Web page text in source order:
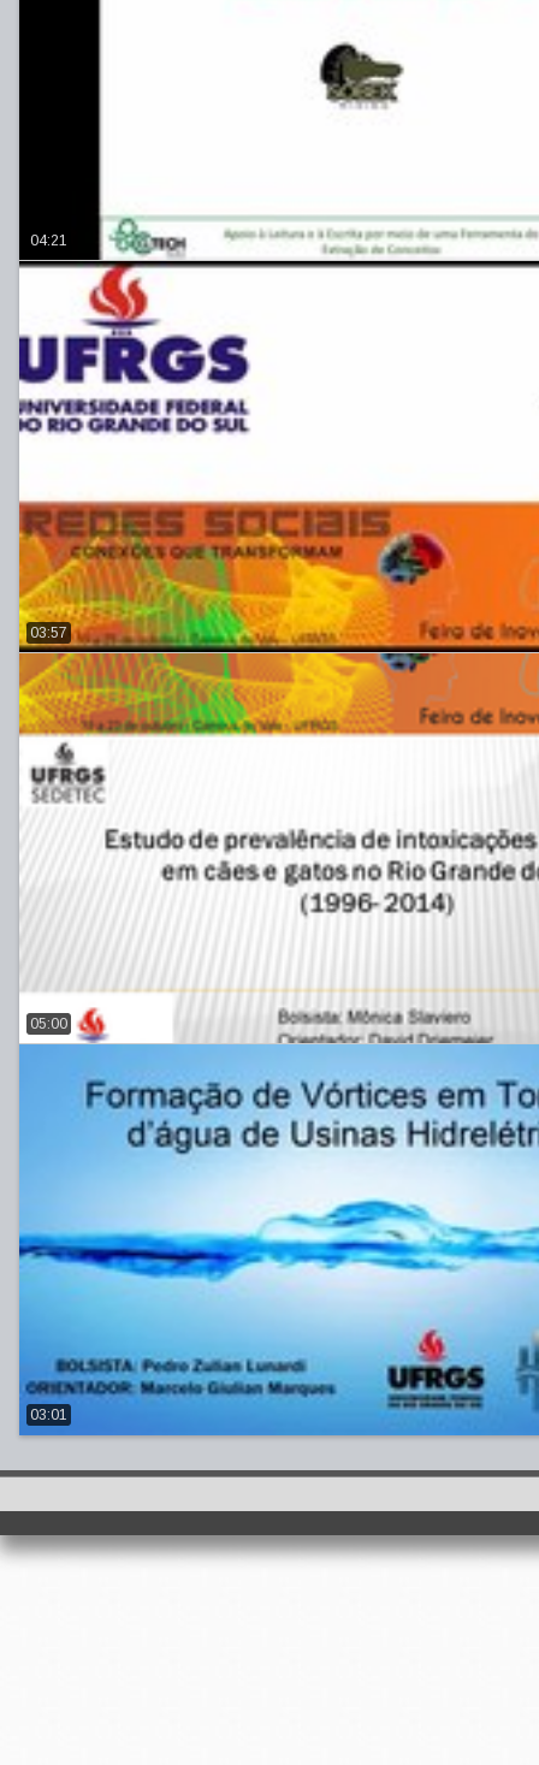
04:21
03:57
05:00
03:01